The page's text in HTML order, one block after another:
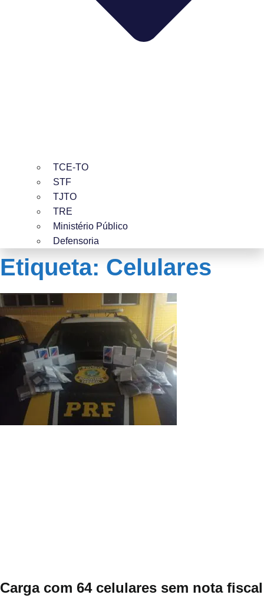
TCE-TO
STF
TJTO
TRE
Ministério Público
Defensoria
Etiqueta: Celulares
Carga com 64 celulares sem nota fiscal